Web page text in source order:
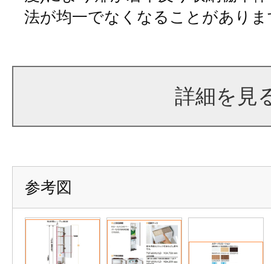
法が均一でなくなることがありま
詳細を見
参考図